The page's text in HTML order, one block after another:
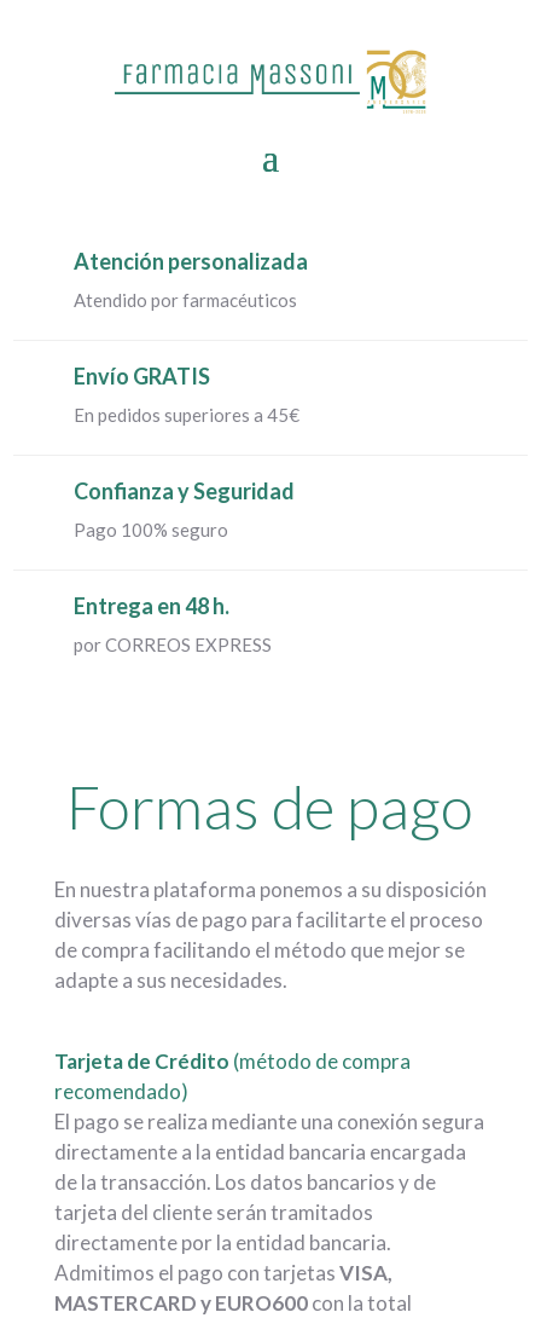
Atención personalizada
Atendido por farmacéuticos
Envío GRATIS
En pedidos superiores a 45€
Confianza y Seguridad
Pago 100% seguro
Entrega en 48 h.
por CORREOS EXPRESS
Formas de pago
En nuestra plataforma ponemos a su disposición
diversas vías de pago para facilitarte el proceso
de compra facilitando el método que mejor se
adapte a sus necesidades.
Tarjeta de Crédito (método de compra
recomendado)
El pago se realiza mediante una conexión segura
directamente a la entidad bancaria encargada
de la transacción. Los datos bancarios y de
tarjeta del cliente serán tramitados
directamente por la entidad bancaria.
Admitimos el pago con tarjetasVISA,
MASTERCARD y EURO600con la total